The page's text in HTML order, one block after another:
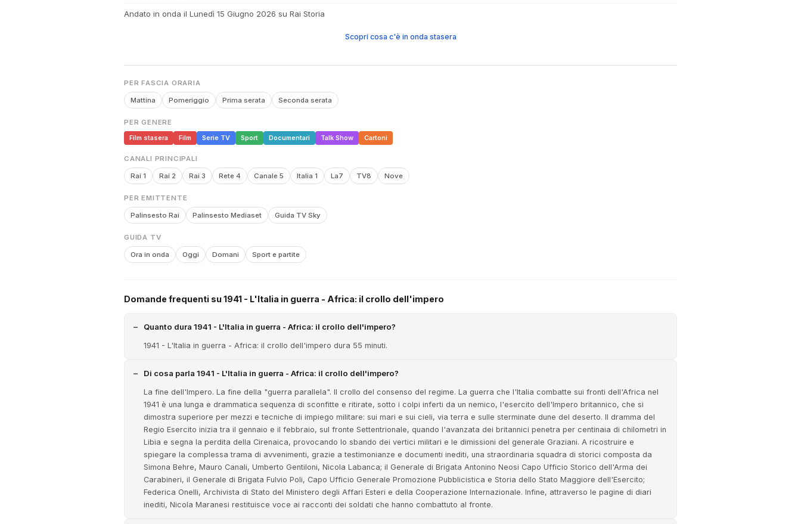
Andato in onda il Lunedì 15 Giugno 2026 su Rai Storia
Scopri cosa c'è in onda stasera
PER FASCIA ORARIA
Mattina Pomeriggio Prima serata Seconda serata
PER GENERE
Film stasera
Film Serie TV Sport Documentari Talk Show Cartoni
CANALI PRINCIPALI
Rai 1 Rai 2 Rai 3 Rete 4 Canale 5 Italia 1 La7 TV8 Nove
PER EMITTENTE
Palinsesto Rai Palinsesto Mediaset Guida TV Sky
GUIDA TV
Ora in onda Oggi Domani Sport e partite
Domande frequenti su 1941 - L'Italia in guerra - Africa: il crollo dell'impero
Quanto dura 1941 - L'Italia in guerra - Africa: il crollo dell'impero?
1941 - L'Italia in guerra - Africa: il crollo dell'impero dura 55 minuti.
Di cosa parla 1941 - L'Italia in guerra - Africa: il crollo dell'impero?
La fine dell'Impero. La fine della "guerra parallela". Il crollo del consenso del regime. La guerra che l'Italia combatte sui fronti dell'Africa nel
1941 è una lunga e drammatica sequenza di sconfitte e ritirate, sotto i colpi inferti da un nemico, l'esercito dell'Impero britannico, che si
dimostra superiore per mezzi e tecniche di impiego militare: sui mari e sui cieli, via terra e sulle sterminate dune del deserto. Il dramma del
Regio Esercito inizia tra il gennaio e il febbraio, sul fronte Settentrionale, quando l'avanzata dei britannici penetra per centinaia di chilometri in
Libia e segna la perdita della Cirenaica, provocando lo sbando dei vertici militari e le dimissioni del generale Graziani. A ricostruire e
spiegare la complessa trama di avvenimenti, grazie a testimonianze e documenti inediti, una straordinaria squadra di storici composta da
Simona Behre, Mauro Canali, Umberto Gentiloni, Nicola Labanca; il Generale di Brigata Antonino Neosi Capo Ufficio Storico dell'Arma dei
Carabineri, il Generale di Brigata Fulvio Poli, Capo Ufficio Generale Promozione Pubblicistica e Storia dello Stato Maggiore dell'Esercito;
Federica Onelli, Archivista di Stato del Ministero degli Affari Esteri e della Cooperazione Internazionale. Infine, attraverso le pagine di diari
inediti, Nicola Maranesi restituisce voce ai racconti dei soldati che hanno combattuto al fronte.